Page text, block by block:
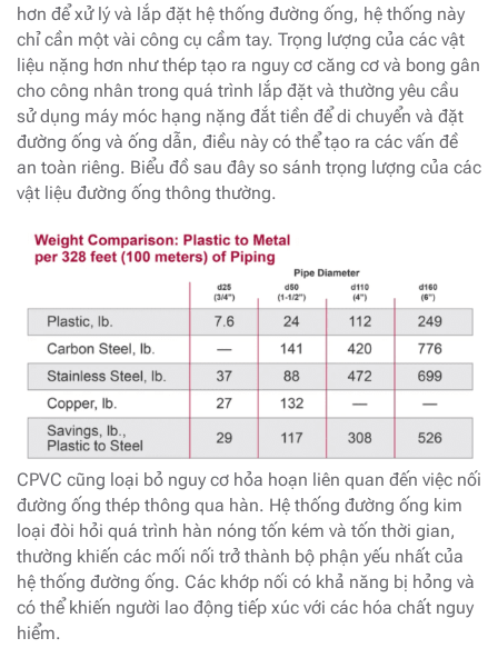
hơn để xử lý và lắp đặt hệ thống đường ống, hệ thống này
chỉ cần một vài công cụ cầm tay. Trọng lượng của các vật
liệu nặng hơn như thép tạo ra nguy cơ căng cơ và bong gân
cho công nhân trong quá trình lắp đặt và thường yêu cầu
sử dụng máy móc hạng nặng đắt tiền để di chuyển và đặt
đường ống và ống dẫn, điều này có thể tạo ra các vấn đề
an toàn riêng. Biểu đồ sau đây so sánh trọng lượng của các
vật liệu đường ống thông thường.
CPVC cũng loại bỏ nguy cơ hỏa hoạn liên quan đến việc nối
đường ống thép thông qua hàn. Hệ thống đường ống kim
loại đòi hỏi quá trình hàn nóng tốn kém và tốn thời gian,
thường khiến các mối nối trở thành bộ phận yếu nhất của
hệ thống đường ống. Các khớp nối có khả năng bị hỏng và
có thể khiến người lao động tiếp xúc với các hóa chất nguy
hiểm.